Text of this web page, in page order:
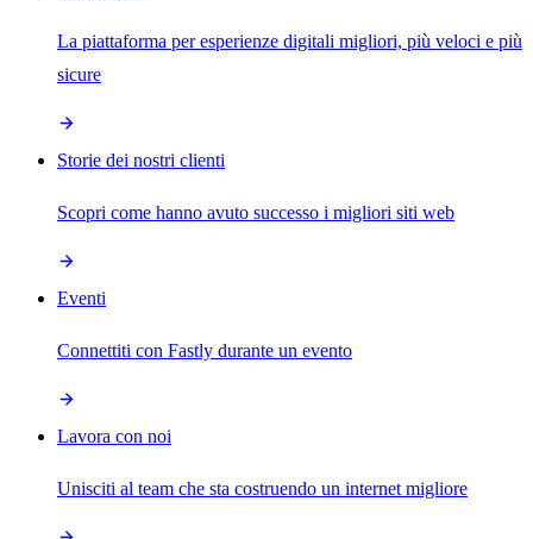
La piattaforma per esperienze digitali migliori, più veloci e più
sicure
Storie dei nostri clienti
Scopri come hanno avuto successo i migliori siti web
Eventi
Connettiti con Fastly durante un evento
Lavora con noi
Unisciti al team che sta costruendo un internet migliore